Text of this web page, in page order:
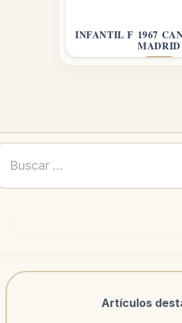
INFANTIL F 1967
MADRID
Artículos